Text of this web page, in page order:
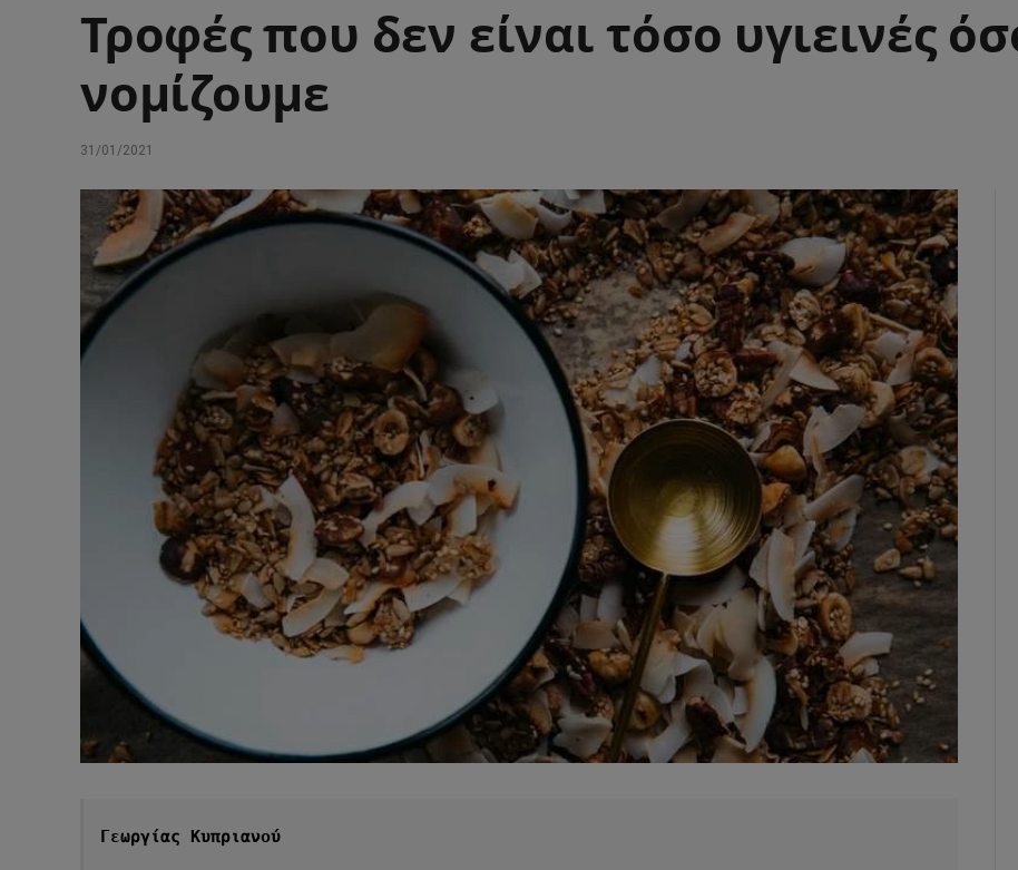
Τροφές που δεν είναι τόσο υγιεινές
νομίζουμε
31/01/2021
Γεωργίας Κυπριανού